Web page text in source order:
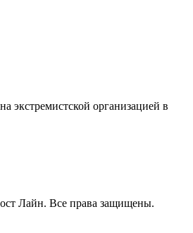
экстремистской организацией в
Лайн. Все права защищены.